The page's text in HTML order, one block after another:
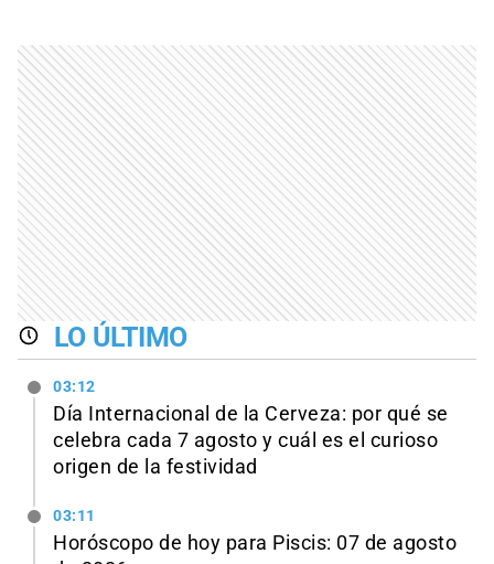
LO ÚLTIMO
03:12
Día Internacional de la Cerveza: por qué se
celebra cada 7 agosto y cuál es el curioso
origen de la festividad
03:11
Horóscopo de hoy para Piscis: 07 de agosto